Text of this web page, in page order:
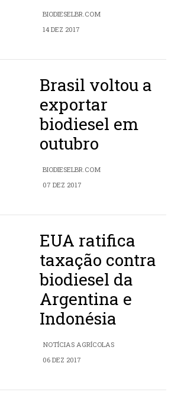
BIODIESELBR.COM
14 DEZ 2017
Brasil voltou a
exportar
biodiesel em
outubro
BIODIESELBR.COM
07 DEZ 2017
EUA ratifica
taxação contra
biodiesel da
Argentina e
Indonésia
NOTÍCIAS AGRÍCOLAS
06 DEZ 2017